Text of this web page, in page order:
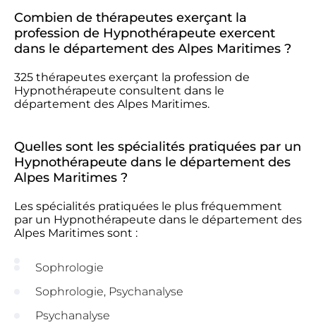
Combien de thérapeutes exerçant la
profession de Hypnothérapeute exercent
dans le département des Alpes Maritimes ?
325 thérapeutes exerçant la profession de
Hypnothérapeute consultent dans le
département des Alpes Maritimes.
Quelles sont les spécialités pratiquées par un
Hypnothérapeute dans le département des
Alpes Maritimes ?
Les spécialités pratiquées le plus fréquemment
par un Hypnothérapeute dans le département des
Alpes Maritimes sont :
Sophrologie
Sophrologie, Psychanalyse
Psychanalyse